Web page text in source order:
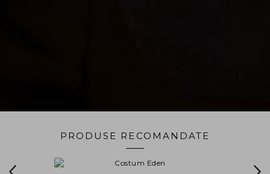
PRODUSE RECOMANDATE